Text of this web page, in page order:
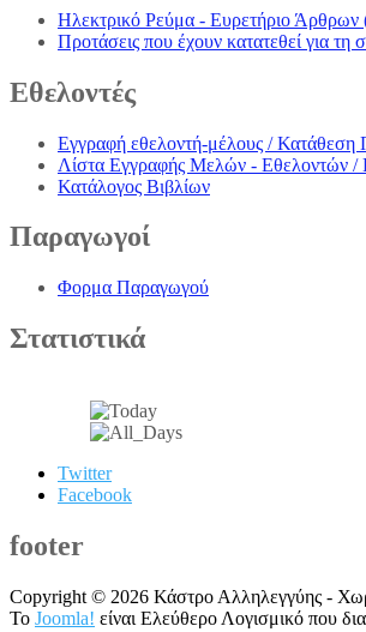
Ηλεκτρικό Ρεύμα - Ευρετήριο
Προτάσεις που έχουν κατατεθεί για τη
Εθελοντές
Εγγραφή εθελοντή-μέλους /
Λίστα Εγγραφής Μελών - Εθελοντών /
Κατάλογος Βιβλίων
Παραγωγοί
Φορμα Παραγωγού
Στατιστικά
Twitter
Facebook
footer
Copyright © 2026 Κάστρο Αλληλεγγύης -
Το Joomla! είναι Ελεύθερο Λογισμικό που